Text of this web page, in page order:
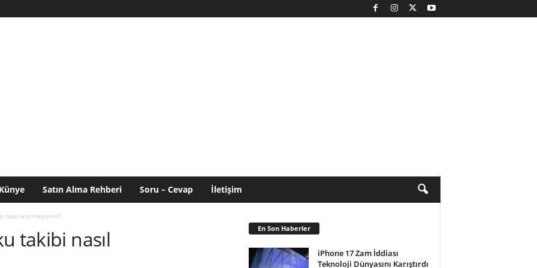
Künye Satın Alma Rehberi Soru – Cevap İletişim
nasıl etkinleştirilir?
takibi nasıl
En Son Haberler
iPhone 17 Zam İddiası
Teknoloji Dünyasını Karıştırdı